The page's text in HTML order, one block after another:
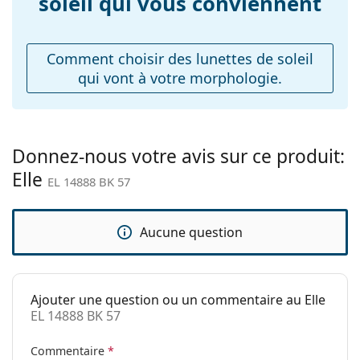
Poids:
45 g
ajustables:
Accessoires
Étui:
Oui
nettoyage:
Autres
Lunettes de soleil
Marque:
Elle
Code:
Comment choisir des lunettes de soleil
qui vont à votre morphologie.
Donnez-nous votre avis sur ce produit:
Elle EL 14888 BK 57
Aucune question
Ajouter une question ou un commentaire au Elle
EL 14888 BK 57
Commentaire *